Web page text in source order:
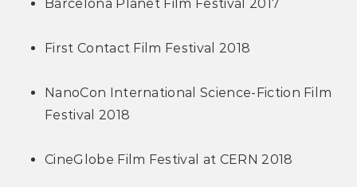
Barcelona Planet Film Festival 2017
First Contact Film Festival 2018
NanoCon International Science-Fiction Film
Festival 2018
CineGlobe Film Festival at CERN 2018